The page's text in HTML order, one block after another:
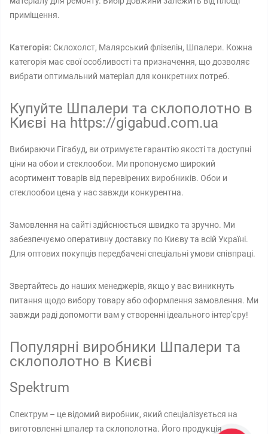
приміщення.
Категорія: Склохолст, Малярський флізелін, Шпалери. Кожна
категорія має свої особливості та призначення, що дозволяє
вибрати оптимальний матеріал для конкретних потреб.
Купуйте Шпалери та склополотно в
Києві на https://gigabud.com.ua
Вибираючи Гігабуд, ви отримуєте гарантію якості та доступні
ціни на обои и стеклообои. Ми пропонуємо широкий
асортимент товарів від перевірених виробників. Обои и
стеклообои цена у нас завжди конкурентна.
Замовлення на сайті здійснюється швидко та зручно. Ми
забезпечуємо оперативну доставку по Києву та всій Україні.
Для оптових покупців передбачені спеціальні умови співпраці.
Звертайтесь до наших менеджерів, якщо у вас виникнуть
питання щодо вибору товару або оформлення замовлення. Ми
завжди раді допомогти вам у створенні ідеального інтер'єру!
Популярні виробники Шпалери та
склополотно в Києві
Spektrum
Спектрум – це відомий виробник, який спеціалізується на
виготовленні шпалер та склополотна. Його продукція